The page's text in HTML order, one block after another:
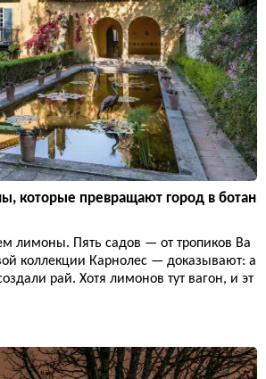
которые превращают город в ботан
лимоны. Пять садов — от тропиков Ва
коллекции Карнолес — доказывают: а
рай. Хотя лимонов тут вагон, и эт